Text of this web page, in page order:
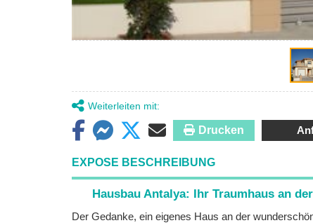
Weiterleiten mit:
Drucken
EXPOSE BESCHREIBUNG
Hausbau Antalya: Ihr Traumhaus an
Der Gedanke, ein eigenes Haus an der